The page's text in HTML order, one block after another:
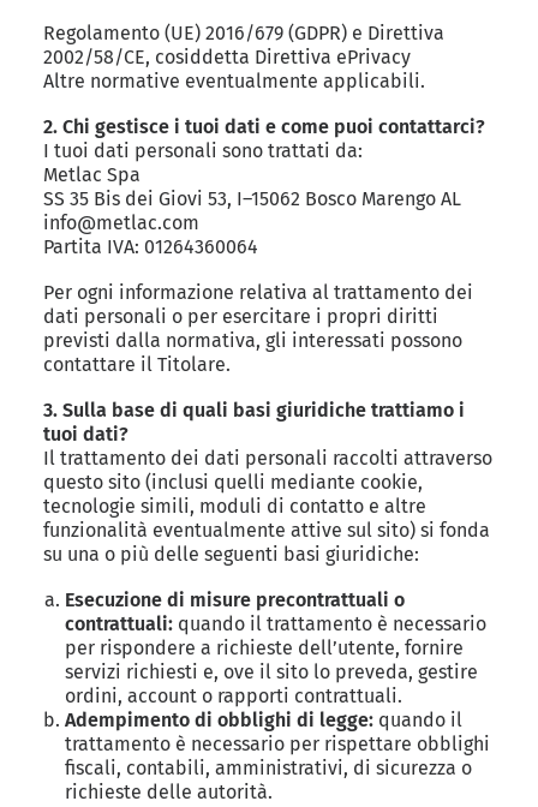
Regolamento (UE) 2016/679 (GDPR) e Direttiva
2002/58/CE, cosiddetta Direttiva ePrivacy
Altre normative eventualmente applicabili.
2. Chi gestisce i tuoi dati e come puoi contattarci?
I tuoi dati personali sono trattati da:
Metlac Spa
SS 35 Bis dei Giovi 53, I–15062 Bosco Marengo AL
info@metlac.com
Partita IVA: 01264360064
Per ogni informazione relativa al trattamento dei
dati personali o per esercitare i propri diritti
previsti dalla normativa, gli interessati possono
contattare il Titolare.
3. Sulla base di quali basi giuridiche trattiamo i
tuoi dati?
Il trattamento dei dati personali raccolti attraverso
questo sito (inclusi quelli mediante cookie,
tecnologie simili, moduli di contatto e altre
funzionalità eventualmente attive sul sito) si fonda
su una o più delle seguenti basi giuridiche:
Esecuzione di misure precontrattuali o
contrattuali: quando il trattamento è necessario
per rispondere a richieste dell’utente, fornire
servizi richiesti e, ove il sito lo preveda, gestire
ordini, account o rapporti contrattuali.
Adempimento di obblighi di legge: quando il
trattamento è necessario per rispettare obblighi
fiscali, contabili, amministrativi, di sicurezza o
richieste delle autorità.